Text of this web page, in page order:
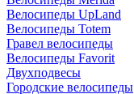
Велосипеды UpLand
Велосипеды Totem
Гравел велосипеды
Велосипеды Favorit
Двухподвесы
Городские велосипеды